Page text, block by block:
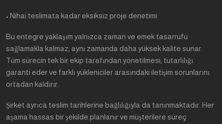
• Nihai teslimata kadar eksiksiz proje denetimi
Bu entegre yaklaşım yalnızca zaman ve emek tasarrufu
sağlamakla kalmaz, aynı zamanda daha yüksek kalite sunar.
Tüm sürecin tek bir ekip tarafından yönetilmesi, tutarlılığı
garanti eder ve farklı yükleniciler arasındaki iletişim sorunlarını
ortadan kaldırır.
Şirket ayrıca teslim tarihlerine bağlılığıyla da tanınmaktadır. Her
aşama hassas bir şekilde planlanır ve müşterilere süreç